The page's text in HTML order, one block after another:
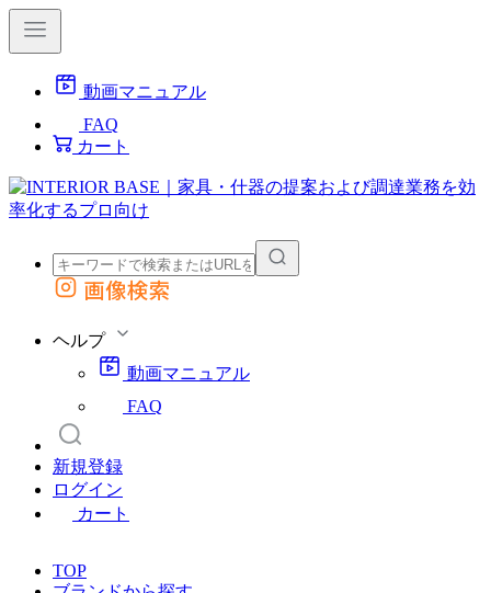
動画マニュアル
FAQ
カート
外部サイトの商品をカートに追加
画像検索
ヘルプ
動画マニュアル
FAQ
新規登録
ログイン
カート
TOP